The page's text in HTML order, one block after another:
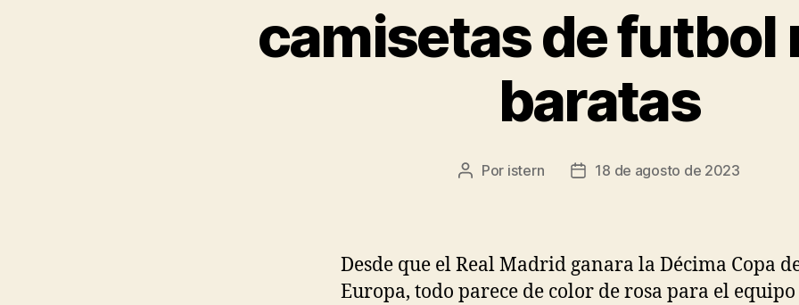
camisetas de futbol
baratas
Autor
Por istern
Fecha18 de agosto de 2023
Desde que el Real Madrid ganara la Décima Copa
Europa, todo parece de color de rosa para el equipo